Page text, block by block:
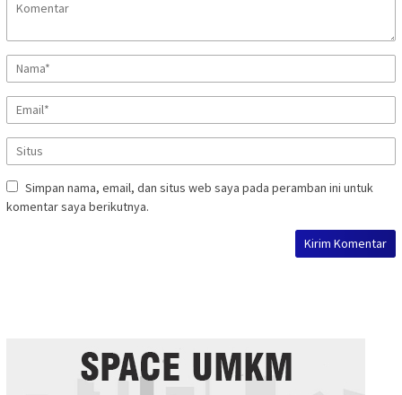
Simpan nama, email, dan situs web saya pada peramban ini untuk
komentar saya berikutnya.